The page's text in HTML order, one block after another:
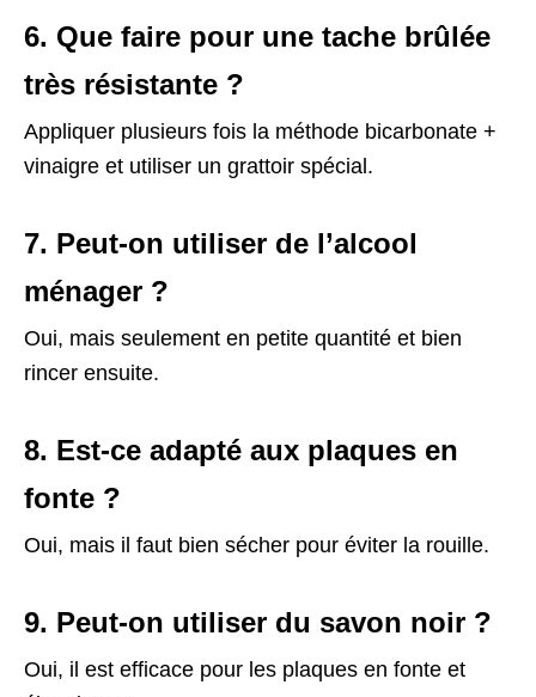
6. Que faire pour une tache brûlée
très résistante ?
Appliquer plusieurs fois la méthode bicarbonate +
vinaigre et utiliser un grattoir spécial.
7. Peut-on utiliser de l’alcool
ménager ?
Oui, mais seulement en petite quantité et bien
rincer ensuite.
8. Est-ce adapté aux plaques en
fonte ?
Oui, mais il faut bien sécher pour éviter la rouille.
9. Peut-on utiliser du savon noir ?
Oui, il est efficace pour les plaques en fonte et